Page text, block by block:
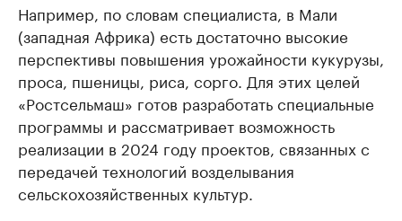
Например, по словам специалиста, в Мали
(западная Африка) есть достаточно высокие
перспективы повышения урожайности кукурузы,
проса, пшеницы, риса, сорго. Для этих целей
«Ростсельмаш» готов разработать специальные
программы и рассматривает возможность
реализации в 2024 году проектов, связанных с
передачей технологий возделывания
сельскохозяйственных культур.